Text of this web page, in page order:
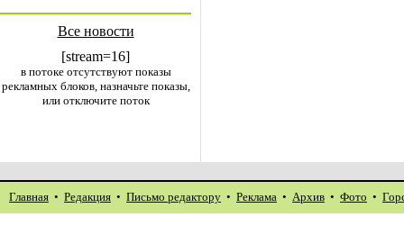
Все новости
[stream=16]
в потоке отсутствуют показы
рекламных блоков, назначьте показы,
или отключите поток
Главная • Редакция • Письмо редактору • Реклама • Архив • Фото •